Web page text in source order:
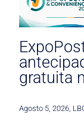
gratuita
Agosto 5, 2026